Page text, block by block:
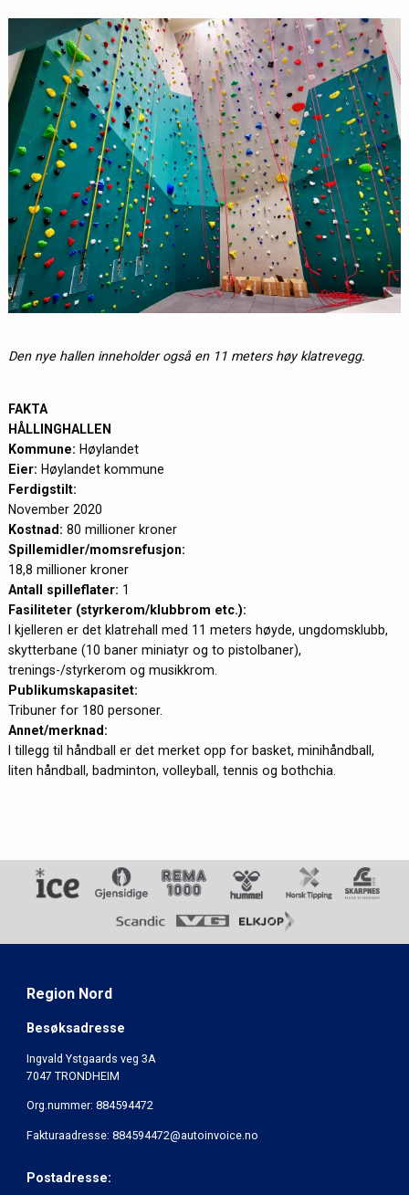
Den nye hallen inneholder også en 11 meters høy klatrevegg.
FAKTA
HÅLLINGHALLEN
Kommune: Høylandet
Eier: Høylandet kommune
Ferdigstilt:
November 2020
Kostnad: 80 millioner kroner
Spillemidler/momsrefusjon:
18,8 millioner kroner
Antall spilleflater: 1
Fasiliteter (styrkerom/klubbrom etc.):
I kjelleren er det klatrehall med 11 meters høyde, ungdomsklubb,
skytterbane (10 baner miniatyr og to pistolbaner),
trenings-/styrkerom og musikkrom.
Publikumskapasitet:
Tribuner for 180 personer.
Annet/merknad:
I tillegg til håndball er det merket opp for basket, minihåndball,
liten håndball, badminton, volleyball, tennis og bothchia.
Region Nord
Besøksadresse
Ingvald Ystgaards veg 3A
7047 TRONDHEIM
Org.nummer: 884594472
Fakturaadresse: 884594472@autoinvoice.no
Postadresse: